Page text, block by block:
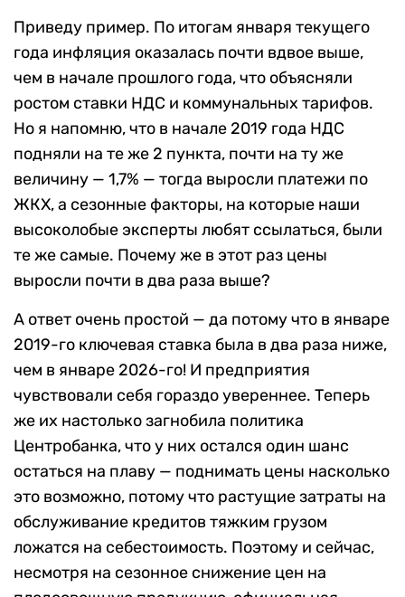
Приведу пример. По итогам января текущего
года инфляция оказалась почти вдвое выше,
чем в начале прошлого года, что объясняли
ростом ставки НДС и коммунальных тарифов.
Но я напомню, что в начале 2019 года НДС
подняли на те же 2 пункта, почти на ту же
величину — 1,7% — тогда выросли платежи по
ЖКХ, а сезонные факторы, на которые наши
высоколобые эксперты любят ссылаться, были
те же самые. Почему же в этот раз цены
выросли почти в два раза выше?
А ответ очень простой — да потому что в январе
2019-го ключевая ставка была в два раза ниже,
чем в январе 2026-го! И предприятия
чувствовали себя гораздо увереннее. Теперь
же их настолько загнобила политика
Центробанка, что у них остался один шанс
остаться на плаву — поднимать цены насколько
это возможно, потому что растущие затраты на
обслуживание кредитов тяжким грузом
ложатся на себестоимость. Поэтому и сейчас,
несмотря на сезонное снижение цен на